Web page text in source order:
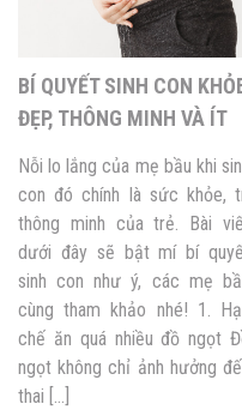
BÍ QUYẾT SINH CON
ĐẸP, THÔNG MINH VÀ ÍT
QUẤY KHÓC
Nỗi lo lắng của mẹ bầu khi
con đó chính là sức khỏe,
thông minh của trẻ. Bài
dưới đây sẽ bật mí bí
sinh con như ý, các mẹ
cùng tham khảo nhé! 1.
chế ăn quá nhiều đồ ngọt
ngọt không chỉ ảnh hưởng
thai […]